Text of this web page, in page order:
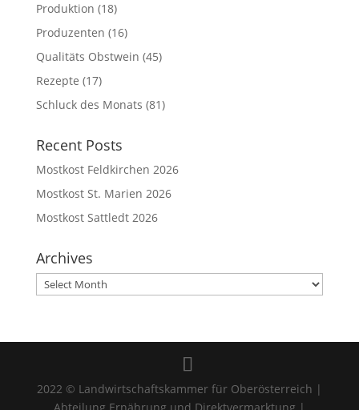
Produktion (18)
Produzenten (16)
Qualitäts Obstwein (45)
Rezepte (17)
Schluck des Monats (81)
Recent Posts
Mostkost Feldkirchen 2026
Mostkost St. Marien 2026
Mostkost Sattledt 2026
Archives
Archives
2022 © Landwirtschaftskammer für Oberösterreich |